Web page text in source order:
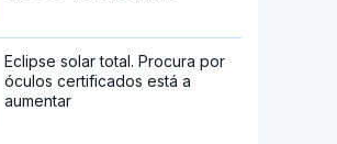
Eclipse solar total. Procura por
óculos certificados está a
aumentar